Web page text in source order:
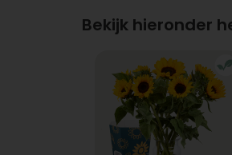
Bekijk hieronder